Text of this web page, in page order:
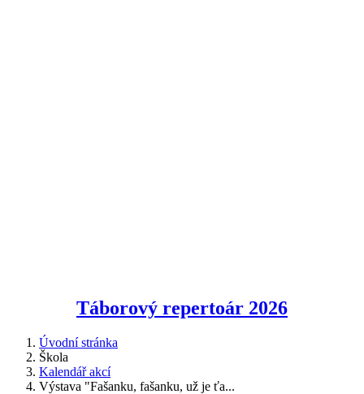
Táborový repertoár 2026
Úvodní stránka
Škola
Kalendář akcí
Výstava "Fašanku, fašanku, už je ťa...